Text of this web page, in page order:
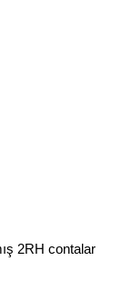
2RH contalar